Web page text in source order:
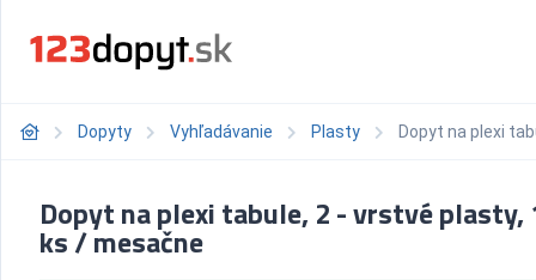
Dopyty Vyhľadávanie Plasty Dopyt na plexi
Dopyt na plexi tabule, 2 - vrstvé plasty,
ks / mesačne